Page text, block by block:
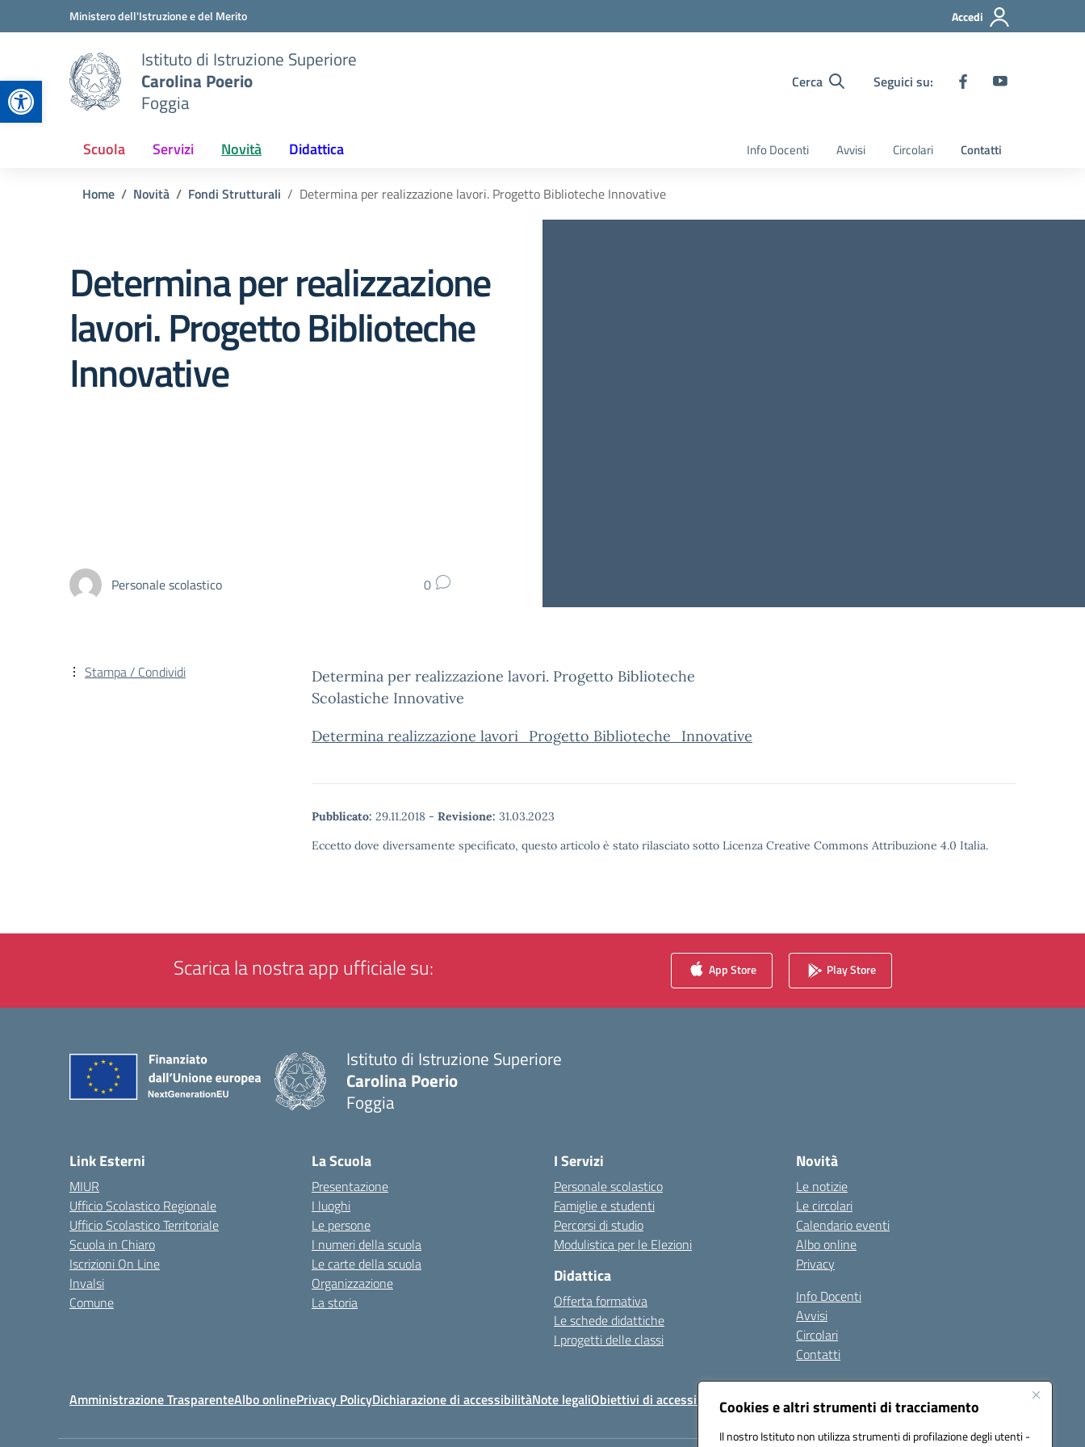
Apri la barra degli strumenti
Cookies e altri strumenti di tracciamento
Il nostro Istituto non utilizza strumenti di profilazione degli utenti -
Vai ai contenuti
Vai al menu di navigazioneMinistero dell'Istruzione e del Merito Accedi
Istituto di Istruzione Superiore
Carolina Poerio
Foggia
Cerca Seguici su:
Scuola Servizi Novità Didattica Info Docenti Avvisi Circolari Contatti
Home Novità Fondi Strutturali Determina per realizzazione lavori. Progetto Biblioteche Innovative
Determina per realizzazione
lavori. Progetto Biblioteche
Innovative
Personale scolastico 0
Determina per realizzazione lavori. Progetto Biblioteche
Scolastiche Innovative
Determina realizzazione lavori_Progetto Biblioteche_Innovative
Pubblicato: 29.11.2018 - Revisione: 31.03.2023
Eccetto dove diversamente specificato, questo articolo è stato rilasciato sotto Licenza Creative Commons Attribuzione 4.0 Italia.
Stampa / Condividi
Scarica la nostra app ufficiale su: App Store Play Store
Istituto di Istruzione Superiore
Carolina Poerio
Foggia
Link Esterni
MIUR
Ufficio Scolastico Regionale
Ufficio Scolastico Territoriale
Scuola in Chiaro
Iscrizioni On Line
Invalsi
Comune
La Scuola
Presentazione
I luoghi
Le persone
I numeri della scuola
Le carte della scuola
Organizzazione
La storia
I Servizi
Personale scolastico
Famiglie e studenti
Percorsi di studio
Modulistica per le Elezioni
Didattica
Offerta formativa
Le schede didattiche
I progetti delle classi
Novità
Le notizie
Le circolari
Calendario eventi
Albo online
Privacy
Info Docenti
Avvisi
Circolari
Contatti
Amministrazione TrasparenteAlbo onlinePrivacy PolicyDichiarazione di accessibilitàNote legaliObiettivi di accessibilità Seguici su: